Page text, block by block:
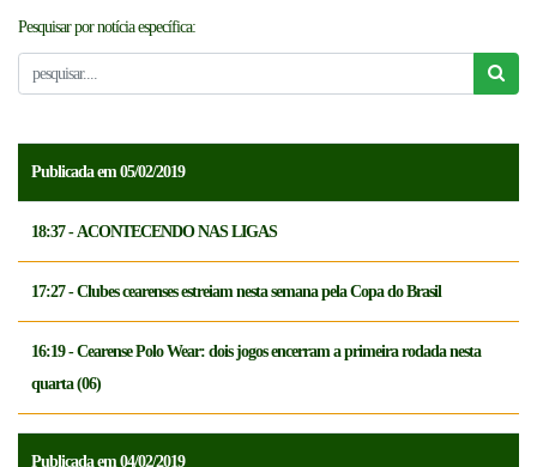
NOTICÍAS
CREDENCIAMENTO
Pesquisar por notícia específica:
Publicada em 05/02/2019
18:37 - ACONTECENDO NAS LIGAS
17:27 - Clubes cearenses estreiam nesta semana pela Copa do Brasil
16:19 - Cearense Polo Wear: dois jogos encerram a primeira rodada nesta
quarta (06)
Publicada em 04/02/2019